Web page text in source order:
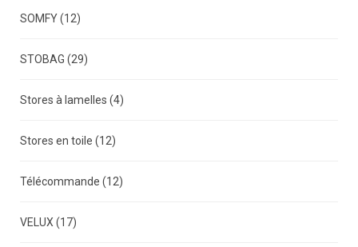
SOMFY(12)
STOBAG (29)
Stores à lamelles (4)
Stores en toile (12)
Télécommande (12)
VELUX (17)